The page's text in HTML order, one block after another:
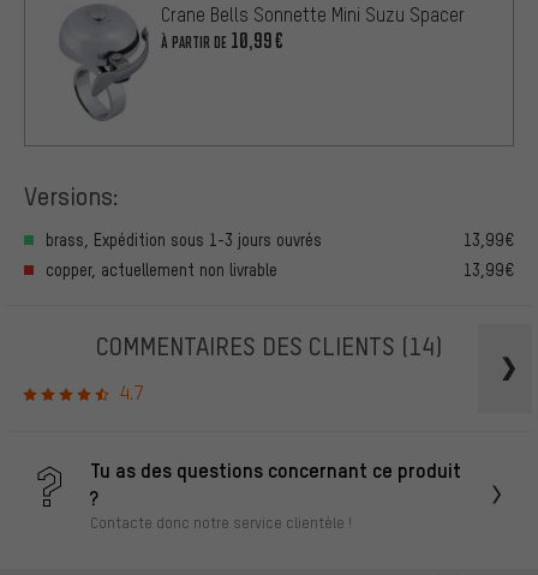
Crane Bells Sonnette Mini Suzu Spacer
À PARTIR DE 10,99€
Versions:
brass, Expédition sous 1-3 jours ouvrés
13,99€
copper, actuellement non livrable
13,99€
COMMENTAIRES DES CLIENTS (14)
4.7
Tu as des questions concernant ce produit
?
Contacte donc notre service clientèle !